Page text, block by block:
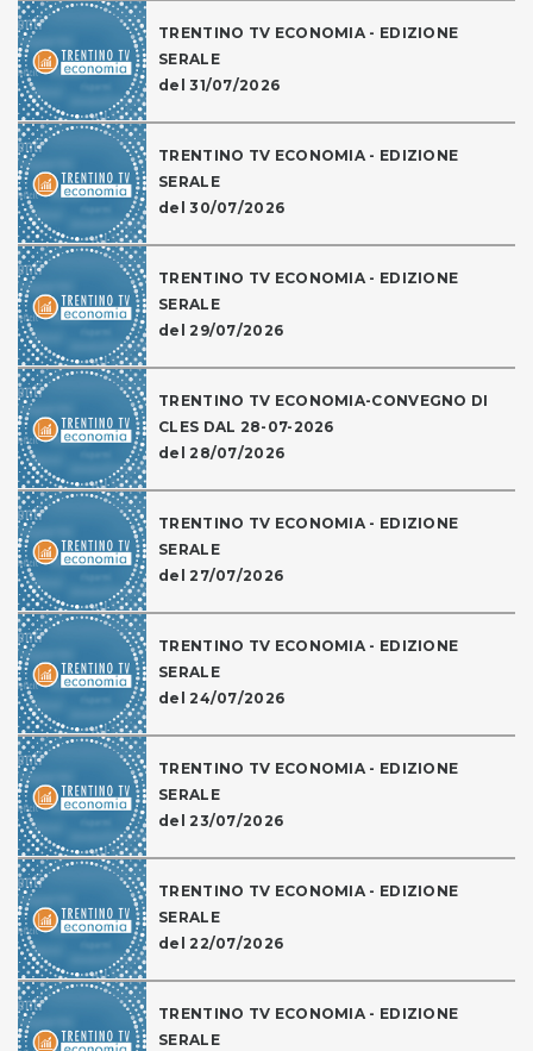
TRENTINO TV ECONOMIA - EDIZIONE
SERALE
del 31/07/2026
TRENTINO TV ECONOMIA - EDIZIONE
SERALE
del 30/07/2026
TRENTINO TV ECONOMIA - EDIZIONE
SERALE
del 29/07/2026
TRENTINO TV ECONOMIA-CONVEGNO DI
CLES DAL 28-07-2026
del 28/07/2026
TRENTINO TV ECONOMIA - EDIZIONE
SERALE
del 27/07/2026
TRENTINO TV ECONOMIA - EDIZIONE
SERALE
del 24/07/2026
TRENTINO TV ECONOMIA - EDIZIONE
SERALE
del 23/07/2026
TRENTINO TV ECONOMIA - EDIZIONE
SERALE
del 22/07/2026
TRENTINO TV ECONOMIA - EDIZIONE
SERALE